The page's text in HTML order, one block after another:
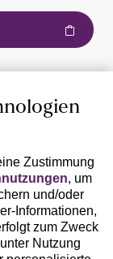
Zustimmung
, um
und/oder
Informationen,
zum Zweck
Nutzung